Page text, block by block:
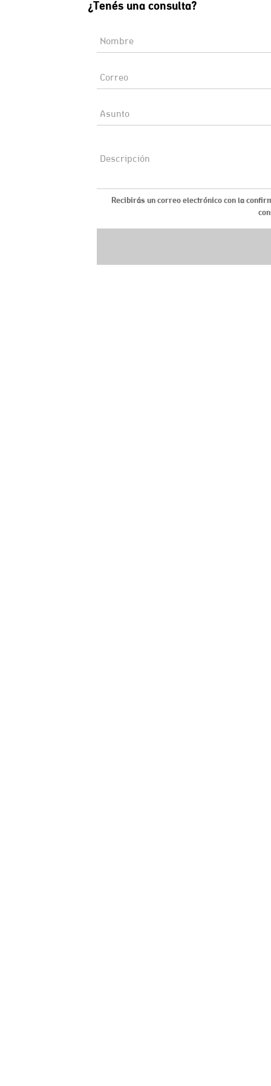
¿Tenés una consulta?
Recibirás un correo electrónico con la